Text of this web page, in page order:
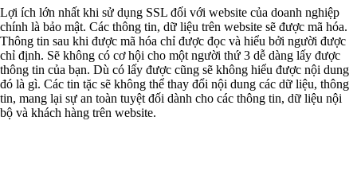
Lợi ích lớn nhất khi sử dụng SSL đối với website của doanh nghiệp
chính là bảo mật. Các thông tin, dữ liệu trên website sẽ được mã hóa.
Thông tin sau khi được mã hóa chỉ được đọc và hiểu bởi người được
chỉ định. Sẽ không có cơ hội cho một người thứ 3 dễ dàng lấy được
thông tin của bạn. Dù có lấy được cũng sẽ không hiểu được nội dung
đó là gì. Các tin tặc sẽ không thể thay đổi nội dung các dữ liệu, thông
tin, mang lại sự an toàn tuyệt đối dành cho các thông tin, dữ liệu nội
bộ và khách hàng trên website.